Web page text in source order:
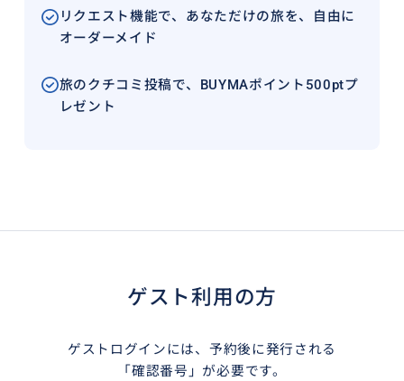
リクエスト機能で、あなただけの旅を、自由に
オーダーメイド
旅のクチコミ投稿で、BUYMAポイント500ptプ
レゼント
ゲスト利用の方
ゲストログインには、予約後に発行される
「確認番号」が必要です。